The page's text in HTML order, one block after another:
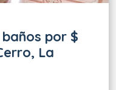
por $
La